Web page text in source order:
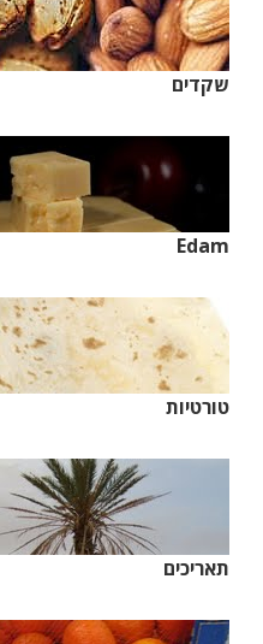
שקדים
Edam
טורטיות
תאריכים